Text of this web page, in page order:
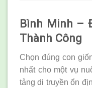
Bình Minh –
Thành Công
Chọn đúng con
nhất cho một vụ
tảng di truyền ổn